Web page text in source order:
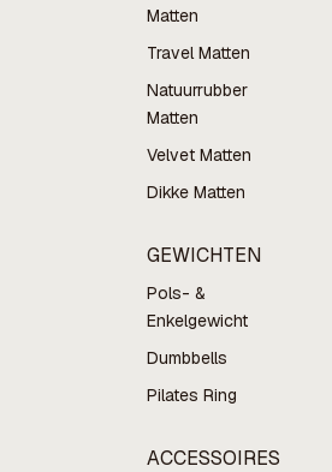
Matten
Travel Matten
Natuurrubber
Matten
Velvet Matten
Dikke Matten
GEWICHTEN
Pols- &
Enkelgewicht
Dumbbells
Pilates Ring
ACCESSOIRES